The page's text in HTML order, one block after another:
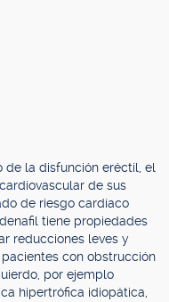
de la disfunción eréctil, el
de sus
de riesgo cardíaco
tiene propiedades
reducciones leves y
con obstrucción
por ejemplo
hipertrófica idiopática,